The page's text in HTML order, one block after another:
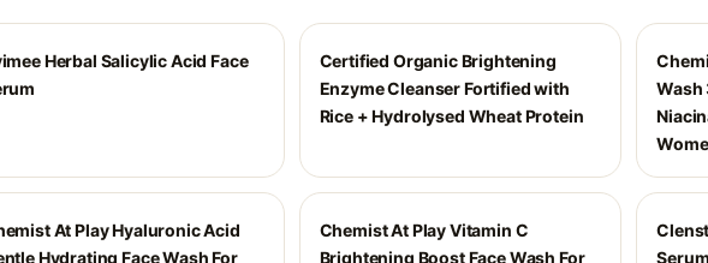
Herbal Salicylic Acid Face
Certified Organic Brightening
Enzyme Cleanser Fortified with
Rice + Hydrolysed Wheat Protein
Wash
At Play Hyaluronic Acid
Hydrating Face Wash For
Chemist At Play Vitamin C
Brightening Boost Face Wash For